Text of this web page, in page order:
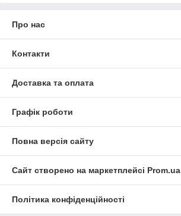
Про нас
Контакти
Доставка та оплата
Графік роботи
Повна версія сайту
Сайт створено на маркетплейсі Prom.ua
Політика конфіденційності